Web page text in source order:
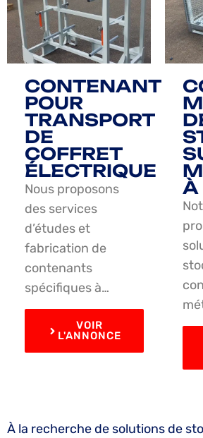
CONTENANT
POUR
TRANSPORT
DE
COFFRET
ÉLECTRIQUE
Nous proposons
des services
d’études et
fabrication de
contenants
spécifiques à…
VOIR
L'ANNONCE
À
À la recherche de solutions de